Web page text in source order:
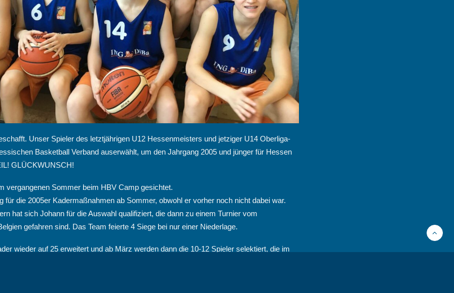
Unser Spieler des letztjährigen U12 Hessenmeisters und jetziger U14 Oberliga-
Basketball Verband auserwählt, um den Jahrgang 2005 und jünger für Hessen
GLÜCKWUNSCH!
vergangenen Sommer beim HBV Camp gesichtet.
für die 2005er Kadermaßnahmen ab Sommer, obwohl er vorher noch nicht dabei war.
hat sich Johann für die Auswahl qualifiziert, die dann zu einem Turnier vom
gefahren sind. Das Team feierte 4 Siege bei nur einer Niederlage.
wieder auf 25 erweitert und ab März werden dann die 10-12 Spieler selektiert, die im